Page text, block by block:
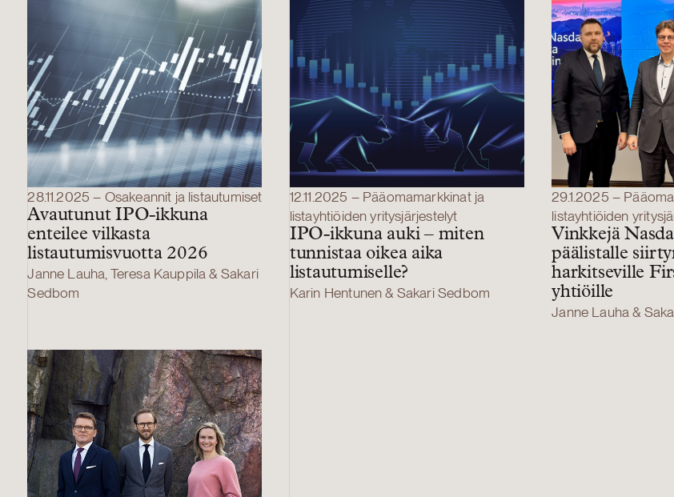
28.11.2025 – Osakeannit ja listautumiset
Avautunut IPO-ikkuna
enteilee vilkasta
listautumisvuotta 2026
Janne Lauha, Teresa Kauppila & Sakari
Sedbom
12.11.2025 – Pääomamarkkinat ja
listayhtiöiden yritysjärjestelyt
IPO-ikkuna auki – miten
tunnistaa oikea aika
listautumiselle?
Karin Hentunen & Sakari Sedbom
29.1.2025 –
listayhtiöiden
Vinkkejä
päälistalle
harkitseville
yhtiöille
Janne Lauha &